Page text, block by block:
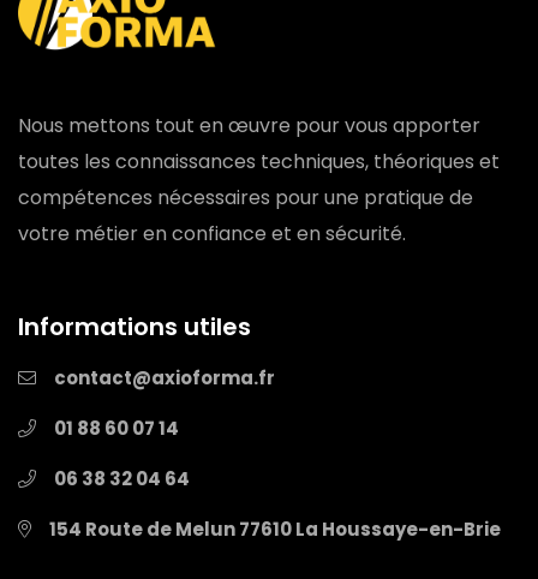
Nous mettons tout en œuvre pour vous apporter
toutes les connaissances techniques, théoriques et
compétences nécessaires pour une pratique de
votre métier en confiance et en sécurité.
Informations utiles
contact@axioforma.fr
01 88 60 07 14
06 38 32 04 64
154 Route de Melun77610 La Houssaye-en-Brie